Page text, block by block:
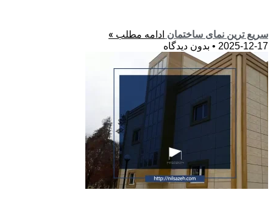
سریع ترین نمای ساختمان ادامه مطلب »
2025-12-17 بدون دیدگاه